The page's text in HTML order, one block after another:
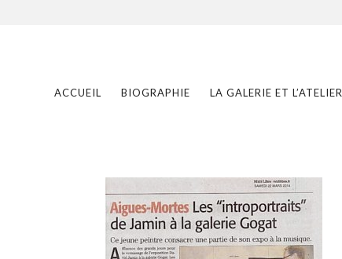
ACCUEIL BIOGRAPHIE LA GALERIE ET L’ATELIER